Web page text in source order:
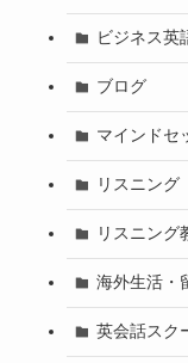
ビジネス英
ブログ
マインドセ
リスニング
リスニング
海外生活・
英会話スク